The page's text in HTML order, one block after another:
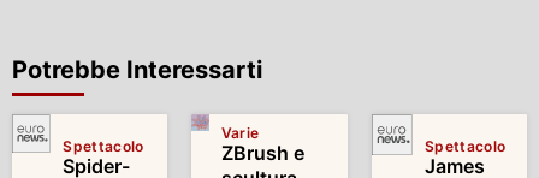
Potrebbe Interessarti
Spettacolo
Spider-
Varie
ZBrush e
Spettacolo
James